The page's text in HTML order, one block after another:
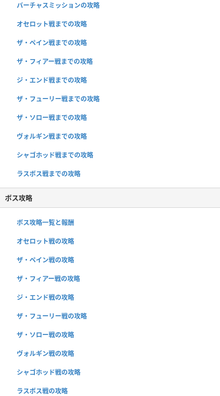
バーチャスミッションの攻略
オセロット戦までの攻略
ザ・ペイン戦までの攻略
ザ・フィアー戦までの攻略
ジ・エンド戦までの攻略
ザ・フューリー戦までの攻略
ザ・ソロー戦までの攻略
ヴォルギン戦までの攻略
シャゴホッド戦までの攻略
ラスボス戦までの攻略
ボス攻略
ボス攻略一覧と報酬
オセロット戦の攻略
ザ・ペイン戦の攻略
ザ・フィアー戦の攻略
ジ・エンド戦の攻略
ザ・フューリー戦の攻略
ザ・ソロー戦の攻略
ヴォルギン戦の攻略
シャゴホッド戦の攻略
ラスボス戦の攻略